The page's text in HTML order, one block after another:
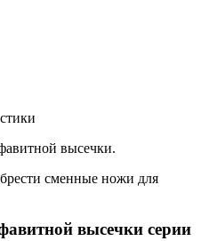
высечки.
сменные ножи для
высечки серии